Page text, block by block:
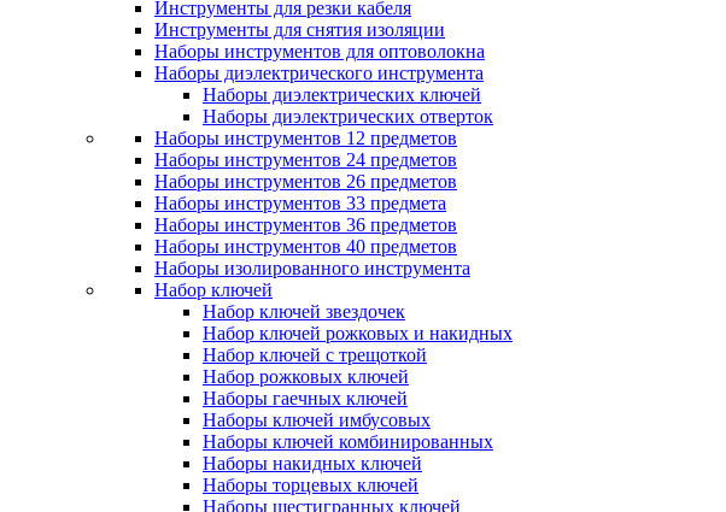
Инструменты для резки кабеля
Инструменты для снятия изоляции
Наборы инструментов для оптоволокна
Наборы диэлектрического инструмента
Наборы диэлектрических ключей
Наборы диэлектрических отверток
Наборы инструментов 12 предметов
Наборы инструментов 24 предметов
Наборы инструментов 26 предметов
Наборы инструментов 33 предмета
Наборы инструментов 36 предметов
Наборы инструментов 40 предметов
Наборы изолированного инструмента
Набор ключей
Набор ключей звездочек
Набор ключей рожковых и накидных
Набор ключей с трещоткой
Набор рожковых ключей
Наборы гаечных ключей
Наборы ключей имбусовых
Наборы ключей комбинированных
Наборы накидных ключей
Наборы торцевых ключей
Наборы шестигранных ключей